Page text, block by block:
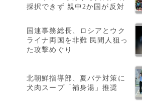
採択できず 親中2か国が反対
国連事務総長、ロシアとウク
ライナ両国を非難 民間人狙っ
た攻撃めぐり
北朝鮮指導部、夏バテ対策に
犬肉スープ「補身湯」推奨